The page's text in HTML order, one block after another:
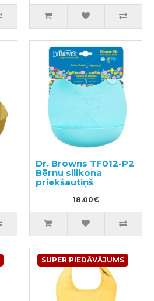
Dr. Browns TF012-P2
Bērnu silikona
priekšautiņš
18.00€
SUPER PIEDĀVĀJUMS